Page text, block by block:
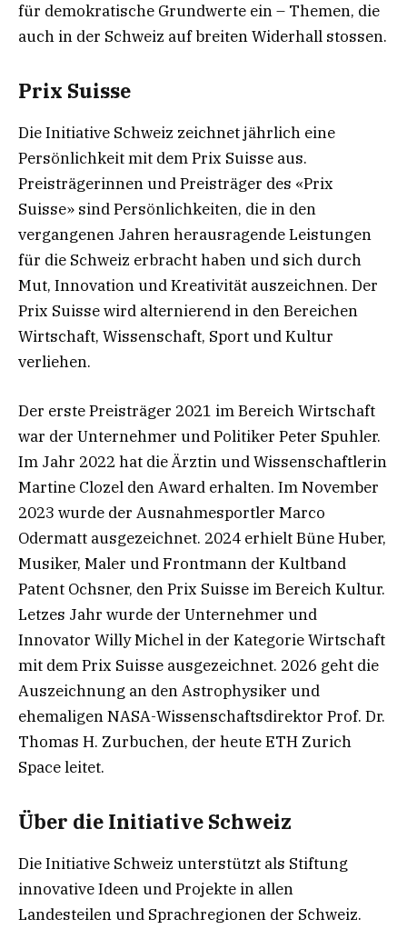
für demokratische Grundwerte ein – Themen, die
auch in der Schweiz auf breiten Widerhall stossen.
Prix Suisse
Die Initiative Schweiz zeichnet jährlich eine
Persönlichkeit mit dem Prix Suisse aus.
Preisträgerinnen und Preisträger des «Prix
Suisse» sind Persönlichkeiten, die in den
vergangenen Jahren herausragende Leistungen
für die Schweiz erbracht haben und sich durch
Mut, Innovation und Kreativität auszeichnen. Der
Prix Suisse wird alternierend in den Bereichen
Wirtschaft, Wissenschaft, Sport und Kultur
verliehen.
Der erste Preisträger 2021 im Bereich Wirtschaft
war der Unternehmer und Politiker Peter Spuhler.
Im Jahr 2022 hat die Ärztin und Wissenschaftlerin
Martine Clozel den Award erhalten. Im November
2023 wurde der Ausnahmesportler Marco
Odermatt ausgezeichnet. 2024 erhielt Büne Huber,
Musiker, Maler und Frontmann der Kultband
Patent Ochsner, den Prix Suisse im Bereich Kultur.
Letzes Jahr wurde der Unternehmer und
Innovator Willy Michel in der Kategorie Wirtschaft
mit dem Prix Suisse ausgezeichnet. 2026 geht die
Auszeichnung an den Astrophysiker und
ehemaligen NASA-Wissenschaftsdirektor Prof. Dr.
Thomas H. Zurbuchen, der heute ETH Zurich
Space leitet.
Über die Initiative Schweiz
Die Initiative Schweiz unterstützt als Stiftung
innovative Ideen und Projekte in allen
Landesteilen und Sprachregionen der Schweiz.